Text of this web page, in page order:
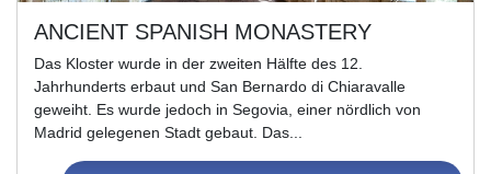
ANCIENT SPANISH MONASTERY
Das Kloster wurde in der zweiten Hälfte des 12.
Jahrhunderts erbaut und San Bernardo di Chiaravalle
geweiht. Es wurde jedoch in Segovia, einer nördlich von
Madrid gelegenen Stadt gebaut. Das...